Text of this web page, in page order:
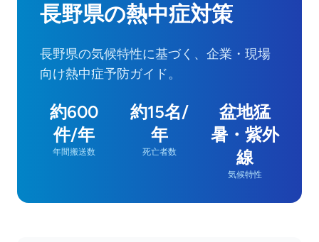
長野県の熱中症対策
長野県の気候特性に基づく、企業・現場
向け熱中症予防ガイド。
約600
件/年
年間搬送数
約15名/
年
死亡者数
盆地猛
暑・紫外
線
気候特性